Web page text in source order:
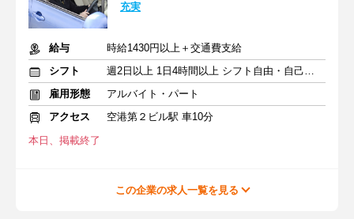
充実
給与
時給1430円以上＋交通費支給
シフト
週2日以上 1日4時間以上 シフト自由・自己申告
雇用形態
アルバイト・パート
アクセス
空港第２ビル駅 車10分
本日、掲載終了
この企業の求人一覧を見る